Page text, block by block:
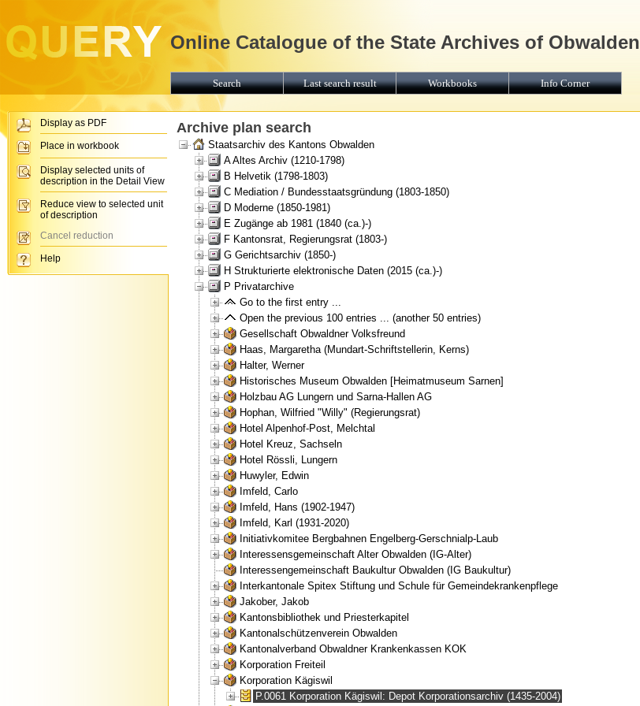
Archive plan search
Staatsarchiv des Kantons Obwalden
A Altes Archiv (1210-1798)
B Helvetik (1798-1803)
C Mediation / Bundesstaatsgründung (1803-1850)
D Moderne (1850-1981)
E Zugänge ab 1981 (1840 (ca.)-)
F Kantonsrat, Regierungsrat (1803-)
G Gerichtsarchiv (1850-)
H Strukturierte elektronische Daten (2015 (ca.)-)
P Privatarchive
Go to the first entry ...
Open the previous 100 entries ... (another 50 entries)
Gesellschaft Obwaldner Volksfreund
Haas, Margaretha (Mundart-Schriftstellerin, Kerns)
Halter, Werner
Historisches Museum Obwalden [Heimatmuseum Sarnen]
Holzbau AG Lungern und Sarna-Hallen AG
Hophan, Wilfried "Willy" (Regierungsrat)
Hotel Alpenhof-Post, Melchtal
Hotel Kreuz, Sachseln
Hotel Rössli, Lungern
Huwyler, Edwin
Imfeld, Carlo
Imfeld, Hans (1902-1947)
Imfeld, Karl (1931-2020)
Initiativkomitee Bergbahnen Engelberg-Gerschnialp-Laub
Interessensgemeinschaft Alter Obwalden (IG-Alter)
Interessengemeinschaft Baukultur Obwalden (IG Baukultur)
Interkantonale Spitex Stiftung und Schule für Gemeindekrankenpflege
Jakober, Jakob
Kantonsbibliothek und Priesterkapitel
Kantonalschützenverein Obwalden
Kantonalverband Obwaldner Krankenkassen KOK
Korporation Freiteil
Korporation Kägiswil
P.0061 Korporation Kägiswil: Depot Korporationsarchiv (1435-2004)
Online Catalogue of the State Archives of Obwalden
Search Last search result Workbooks Info Corner
Display as PDF
Place in workbook
Display selected units of
description in the Detail View
Reduce view to selected unit
of description
Cancel reduction
Help